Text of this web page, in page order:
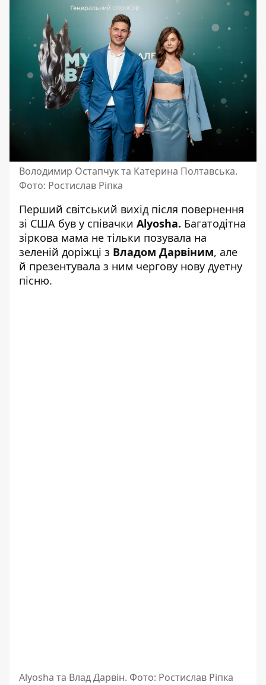
Володимир Остапчук та Катерина Полтавська.
Фото: Ростислав Ріпка
Перший світський вихід після повернення
зі США був у співачки Alyosha. Багатодітна
зіркова мама не тільки позувала на
зеленій доріжці з Владом Дарвіним, але
й презентувала з ним чергову нову дуетну
пісню.
Alyosha та Влад Дарвін. Фото: Ростислав Ріпка